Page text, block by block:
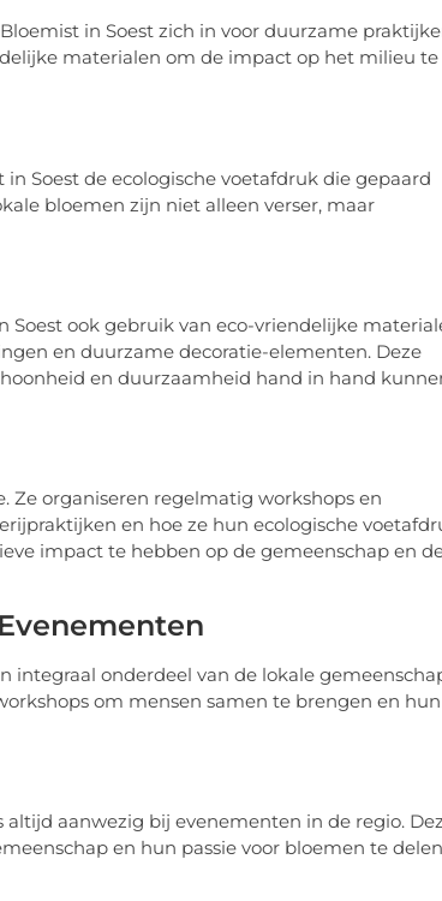
in Soest zich in voor duurzame
materialen om de impact op het milieu te
Soest de ecologische voetafdruk die gepaard
bloemen zijn niet alleen verser, maar
ook gebruik van eco-vriendelijke
en duurzame decoratie-elementen. Deze
en duurzaamheid hand in hand
Ze organiseren regelmatig workshops en
en hoe ze hun ecologische
impact te hebben op de gemeenschap en
integraal onderdeel van de lokale
om mensen samen te brengen en hun
aanwezig bij evenementen in de regio.
en hun passie voor bloemen te delen